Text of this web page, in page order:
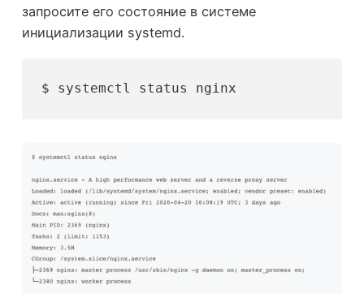
запросите его состояние в системе
инициализации systemd.
$ systemctl status nginx